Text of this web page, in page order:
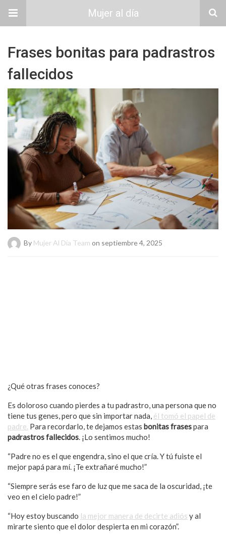
Mujer al día
Frases bonitas para padrastros
fallecidos
By Mujer Al Día Team on septiembre 4, 2025
¿Qué otras frases conoces?
Es doloroso cuando pierdes a tu padrastro, una persona que no
tiene tus genes, pero que sin importar nada, él tomó el papel de
padre. Para recordarlo, te dejamos estas bonitas frasespara
padrastros fallecidos. ¡Lo sentimos mucho!
“Padre no es el que engendra, sino el que cría. Y tú fuiste el
mejor papá para mí. ¡Te extrañaré mucho!”
“Siempre serás ese faro de luz que me saca de la oscuridad, ¡te
veo en el cielo padre!”
“Hoy estoy buscando la mejor manera de decirte adiós y al
mirarte siento que el dolor despierta en mi corazón”.